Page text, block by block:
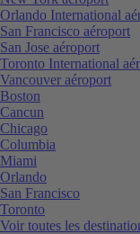
Orlando International
San Francisco aéroport
San Jose aéroport
Toronto International
Vancouver aéroport
Boston
Cancun
Chicago
Columbia
Miami
Orlando
San Francisco
Toronto
Voir toutes les